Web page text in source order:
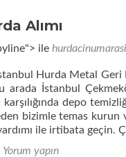
Alımı
ile hurdacinumarasi
Hurda Metal Geri
arada İstanbul
depo
bizimle temas kurun
ile irtibata geçin.
Yorum yapın